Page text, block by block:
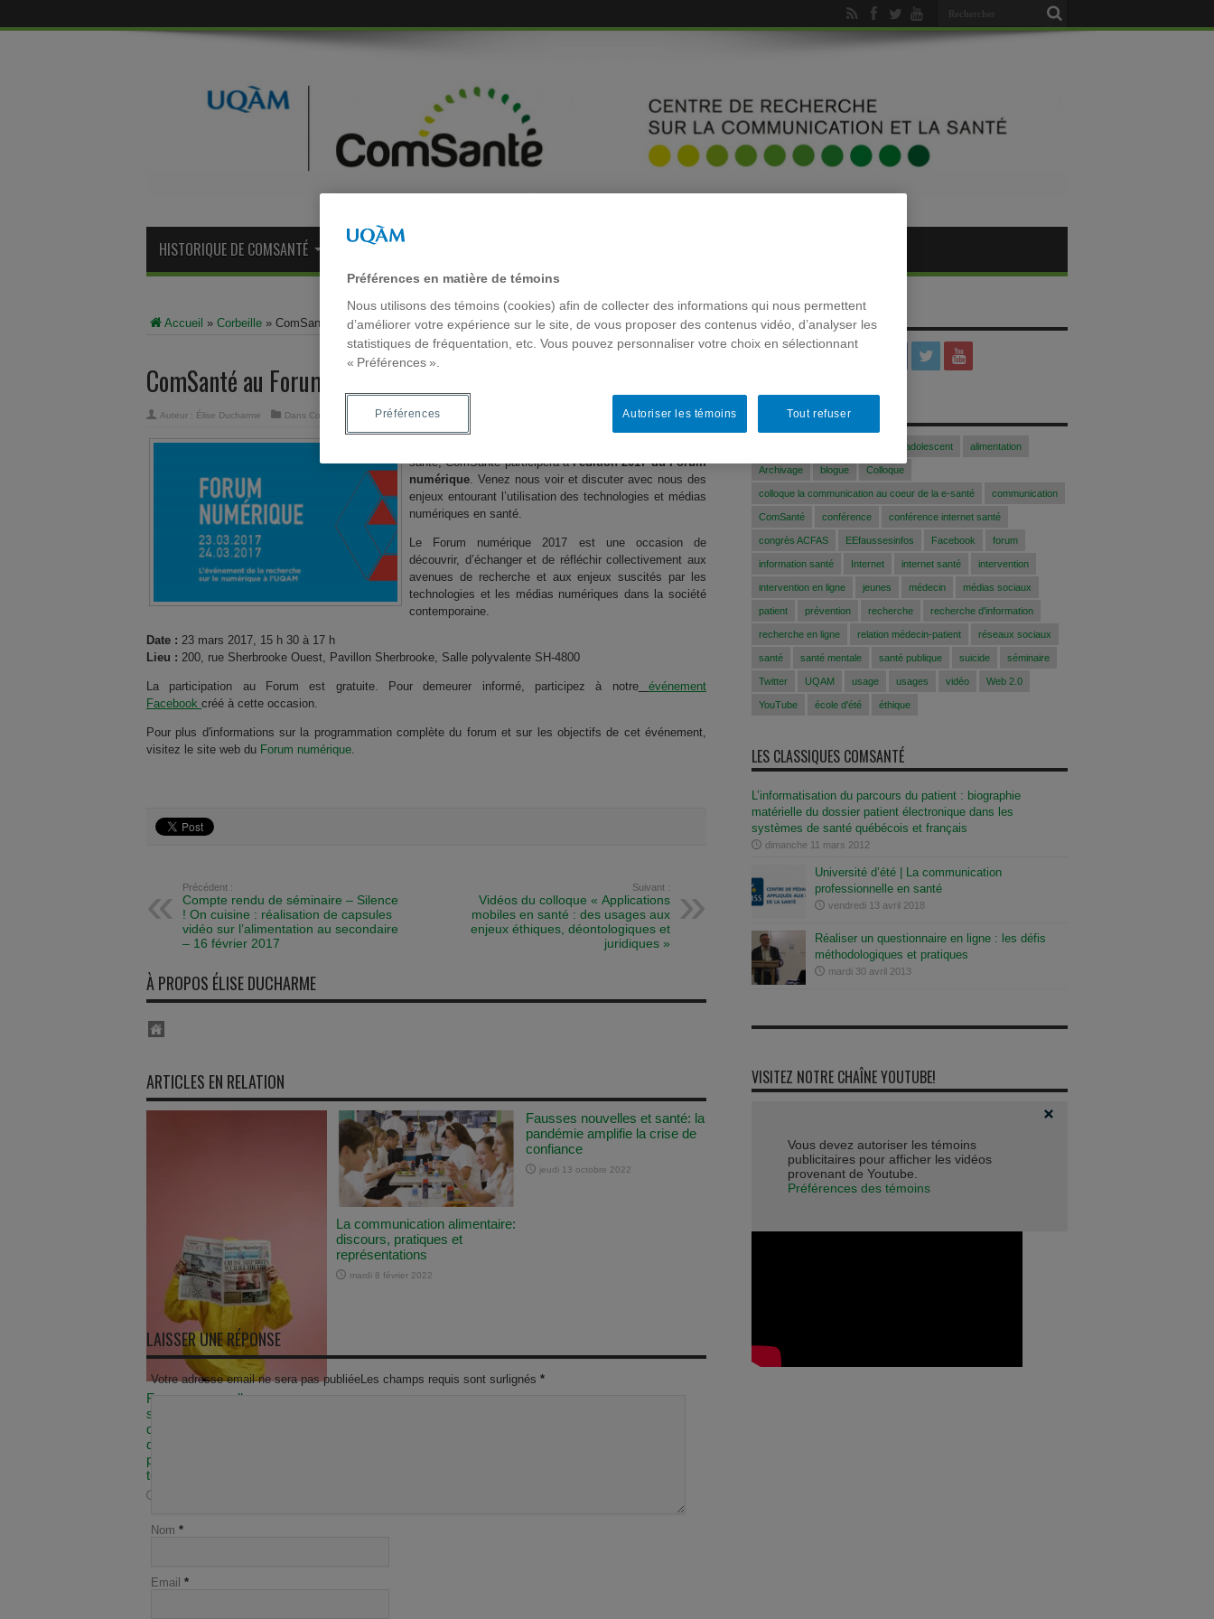
HISTORIQUE DE COMSANTÉ ANCIENS MEMBRES
Accueil » Corbeille » ComSanté au Forum numérique – 23 mars 2017
ComSanté au Forum numérique – 23 mars 2017
Auteur : Élise Ducharme Dans Corbeille Uncategorized jeudi 16 mars 2017
santé, ComSanté participera àl'édition 2017 du Forum
numérique. Venez nous voir et discuter avec nous des
enjeux entourant l’utilisation des technologies et médias
numériques en santé.
Le Forum numérique 2017 est une occasion de
découvrir, d’échanger et de réfléchir collectivement aux
avenues de recherche et aux enjeux suscités par les
technologies et les médias numériques dans la société
contemporaine.
Date : 23 mars 2017, 15 h 30 à 17 h
Lieu : 200, rue Sherbrooke Ouest, Pavillon Sherbrooke, Salle polyvalente SH-4800
La participation au Forum est gratuite. Pour demeurer informé, participez à notre
événement
Facebook créé à cette occasion.
Pour plus d'informations sur la programmation complète du forum et sur les objectifs de cet événement,
visitez le site web du Forum numérique.
Précédent :
Compte rendu de séminaire – Silence
! On cuisine : réalisation de capsules
vidéo sur l’alimentation au secondaire
– 16 février 2017
Suivant :
Vidéos du colloque « Applications
mobiles en santé : des usages aux
enjeux éthiques, déontologiques et
juridiques »
À PROPOS ÉLISE DUCHARME
ARTICLES EN RELATION
Fausses nouvelles: un
symptôme de la difficulté
d’appréhender les questions
de santé comme les
phénomènes sociaux e
techniques
La communication alimentaire:
discours, pratiques et
représentations
mardi 8 février 2022
Fausses nouvelles et santé: la
pandémie amplifie la crise de
confiance
jeudi 13 octobre 2022
LAISSER UNE RÉPONSE
Votre adresse email ne sera pas publiéeLes champs requis sont surlignés *
Nom *
Email *
RÉSEAUX SOCIAUX
MOTS-CLÉS
adolescent alimentation
Archivage blogue Colloque
colloque la communication au coeur de la e-santé communication
ComSanté conférence conférence internet santé
congrès ACFAS EEfaussesinfos Facebook forum
information santé Internet internet santé intervention
intervention en ligne jeunes médecin médias sociaux
patient prévention recherche recherche d'information
recherche en ligne relation médecin-patient réseaux sociaux
santé santé mentale santé publique suicide séminaire
Twitter UQAM usage usages vidéo Web 2.0
YouTube école d'été éthique
LES CLASSIQUES COMSANTÉ
L’informatisation du parcours du patient : biographie
matérielle du dossier patient électronique dans les
systèmes de santé québécois et français
dimanche 11 mars 2012
Université d’été | La communication
professionnelle en santé
vendredi 13 avril 2018
Réaliser un questionnaire en ligne : les défis
méthodologiques et pratiques
mardi 30 avril 2013
VISITEZ NOTRE CHAÎNE YOUTUBE!
Vous devez autoriser les témoins
publicitaires pour afficher les vidéos
provenant de Youtube.
Préférences des témoins
Préférences en matière de témoins
Nous utilisons des témoins (cookies) afin de collecter des informations qui nous permettent
d’améliorer votre expérience sur le site, de vous proposer des contenus vidéo, d’analyser les
statistiques de fréquentation, etc. Vous pouvez personnaliser votre choix en sélectionnant
« Préférences ».
Tout refuser
Autoriser les témoins
Préférences